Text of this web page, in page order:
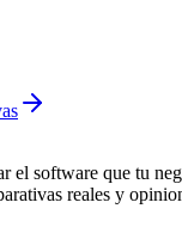
el software que tu
reales y